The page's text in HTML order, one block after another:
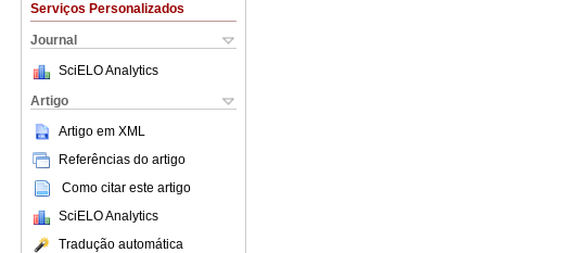
Serviços Personalizados
Journal
SciELO Analytics
Artigo
Artigo em XML
Referências do artigo
Como citar este artigo
SciELO Analytics
Tradução automática